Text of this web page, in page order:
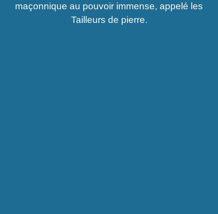
maçonnique au pouvoir immense, appelé les
Tailleurs de pierre.